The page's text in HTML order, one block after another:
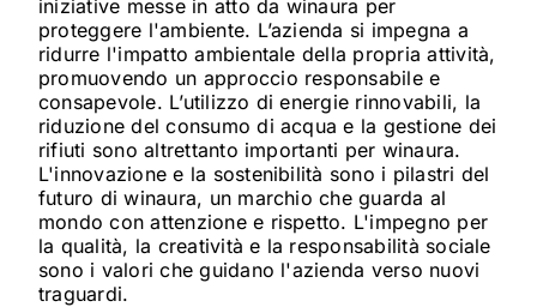
iniziative messe in atto da winaura per
proteggere l'ambiente. L’azienda si impegna a
ridurre l'impatto ambientale della propria attività,
promuovendo un approccio responsabile e
consapevole. L’utilizzo di energie rinnovabili, la
riduzione del consumo di acqua e la gestione dei
rifiuti sono altrettanto importanti per winaura.
L'innovazione e la sostenibilità sono i pilastri del
futuro di winaura, un marchio che guarda al
mondo con attenzione e rispetto. L'impegno per
la qualità, la creatività e la responsabilità sociale
sono i valori che guidano l'azienda verso nuovi
traguardi.